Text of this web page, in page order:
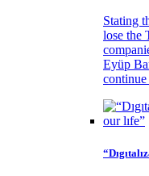
Stating
lose the
Eyüp